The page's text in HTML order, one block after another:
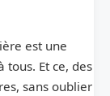
est une
tous. Et ce, des
sans oublier